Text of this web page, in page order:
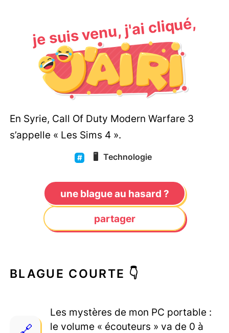
je suis venu, j'ai cliqué,
En Syrie, Call Of Duty Modern Warfare 3
s’appelle « Les Sims 4 ».
🖥️ Technologie
une blague au hasard ?
partager
BLAGUE COURTE 👇
Les mystères de mon PC portable :
le volume « écouteurs » va de 0 à